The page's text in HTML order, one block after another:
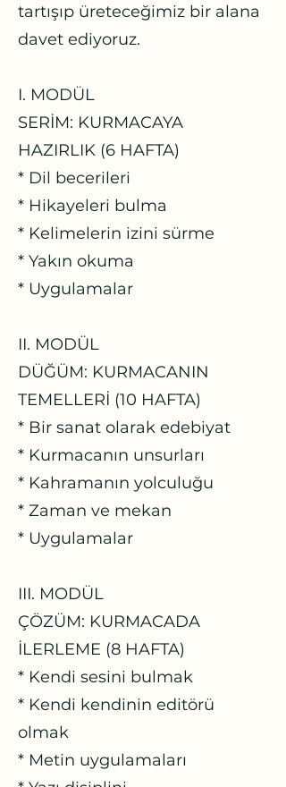
tartışıp üreteceğimiz bir alana
davet ediyoruz.
I. MODÜL
SERİM: KURMACAYA
HAZIRLIK (6 HAFTA)
* Dil becerileri
* Hikayeleri bulma
* Kelimelerin izini sürme
* Yakın okuma
* Uygulamalar
II. MODÜL
DÜĞÜM: KURMACANIN
TEMELLERİ (10 HAFTA)
* Bir sanat olarak edebiyat
* Kurmacanın unsurları
* Kahramanın yolculuğu
* Zaman ve mekan
* Uygulamalar
III. MODÜL
ÇÖZÜM: KURMACADA
İLERLEME (8 HAFTA)
* Kendi sesini bulmak
* Kendi kendinin editörü
olmak
* Metin uygulamaları